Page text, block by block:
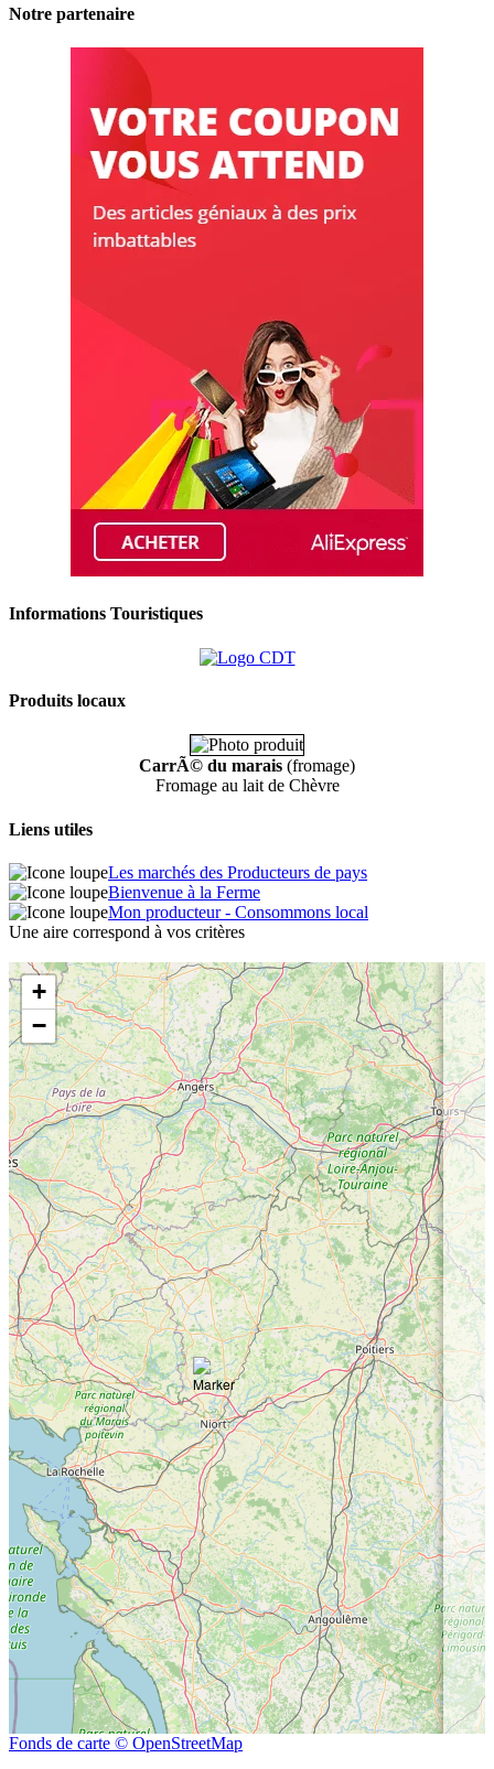
Notre partenaire
Informations Touristiques
Produits locaux
CarrÃ© du marais (fromage)
Fromage au lait de Chèvre
Liens utiles
Les marchés des Producteurs de pays
Bienvenue à la Ferme
Mon producteur - Consommons local
Une aire correspond à vos critères
+
−
Fonds de carte © OpenStreetMap